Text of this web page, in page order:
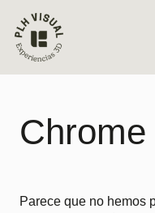
contenido
Chrome
Parece que no hemos
por: